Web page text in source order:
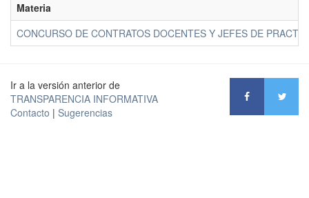
Materia
CONCURSO DE CONTRATOS DOCENTES Y JEFES DE
Ir a la versión anterior de
TRANSPARENCIA INFORMATIVA
Contacto | Sugerencias